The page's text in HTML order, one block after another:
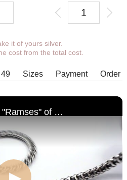
You can choose coverage, weight,
width, clasp.
length and weight cannot be
it of yours silver.
cost from the total cost.
Order
Payment
Sizes
Big men's chain "Ramses" of silver